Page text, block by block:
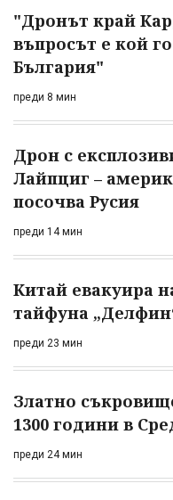
"Дронът край
въпросът е кой
България"
преди 8 мин
Дрон с
Лайпциг –
посочва Русия
преди 14 мин
Китай евакуира
тайфуна
преди 23 мин
Златно
1300 години в
преди 24 мин